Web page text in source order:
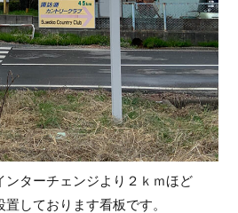
ンターチェンジより２ｋｍほど
しております看板です。